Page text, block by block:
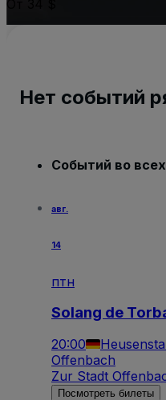
Нет событий
Событий во
авг.
14
птн
Solang de
20:00
Offenbach
Zur Stadt
Посмотреть билеты